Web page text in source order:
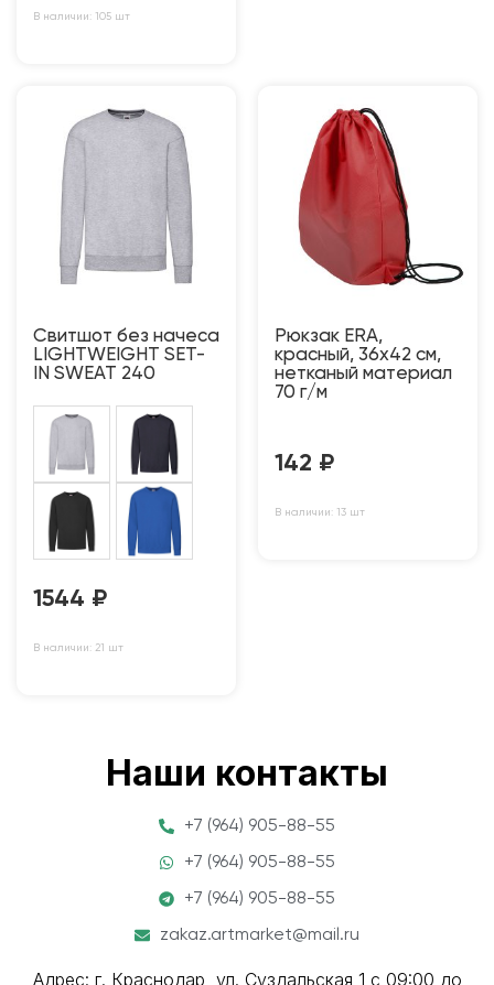
В наличии: 105 шт
Свитшот без начеса
LIGHTWEIGHT SET-
IN SWEAT 240
1544 ₽
В наличии: 21 шт
Рюкзак ERA,
красный, 36х42 см,
нетканый материал
70 г/м
142 ₽
В наличии: 13 шт
Наши контакты
+7 (964) 905-88-55
+7 (964) 905-88-55
+7 (964) 905-88-55
zakaz.artmarket@mail.ru
Адрес: г. Краснодар, ул. Суздальская 1 с 09:00 до